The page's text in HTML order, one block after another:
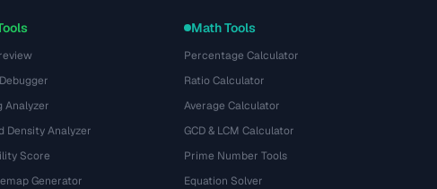
Analyzer
Density Analyzer
Score
Generator
Math Tools
Percentage Calculator
Ratio Calculator
Average Calculator
GCD & LCM Calculator
Prime Number Tools
Equation Solver